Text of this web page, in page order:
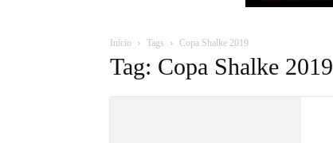
Início Tags Copa Shalke 2019
Tag: Copa Shalke 2019